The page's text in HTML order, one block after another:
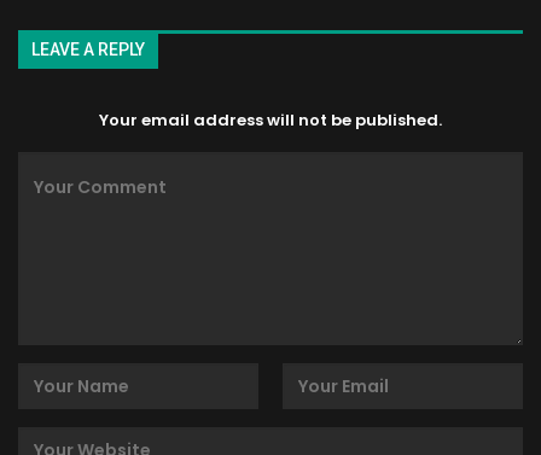
LEAVE A REPLY
Your email address will not be published.